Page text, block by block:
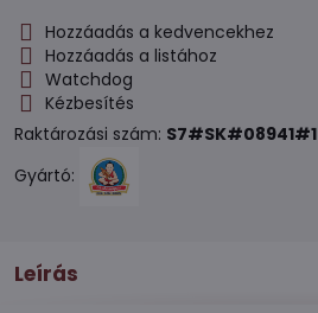
Hozzáadás a kedvencekhez
Hozzáadás a listához
Watchdog
Kézbesítés
Raktározási szám: S7#SK#08941#1
Gyártó:
Leírás